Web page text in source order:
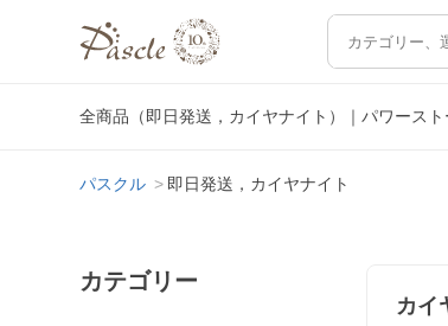
全商品（即日発送，カイヤナイト）｜パワース
パスクル 即日発送，カイヤナイト
カテゴリー
カイ